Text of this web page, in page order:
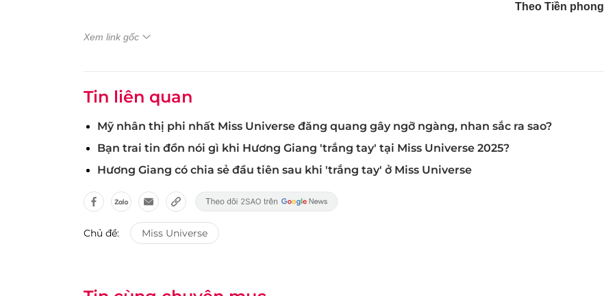
Theo Tiền phong
Xem link gốc
Tin liên quan
Mỹ nhân thị phi nhất Miss Universe đăng quang gây ngỡ ngàng, nhan sắc ra sao?
Bạn trai tin đồn nói gì khi Hương Giang 'trắng tay' tại Miss Universe 2025?
Hương Giang có chia sẻ đầu tiên sau khi 'trắng tay' ở Miss Universe
Chủ đề: Miss Universe